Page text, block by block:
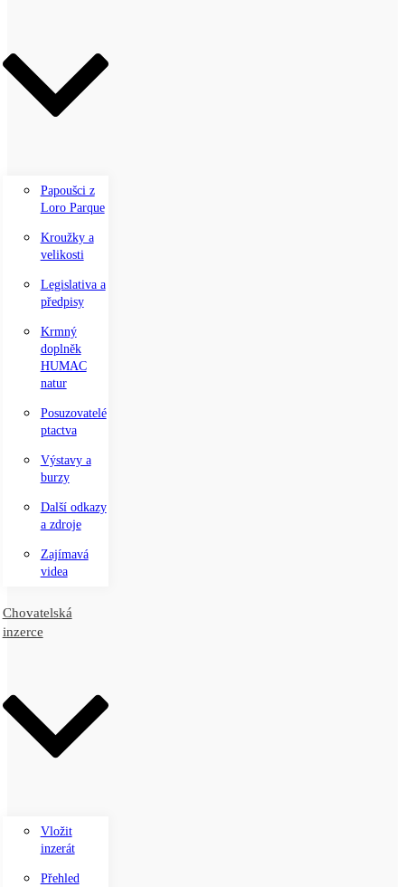
Papoušci z
Loro Parque
Kroužky a
velikosti
Legislativa a
předpisy
Krmný
doplněk
HUMAC
natur
Posuzovatelé
ptactva
Výstavy a
burzy
Další odkazy
a zdroje
Zajímavá
videa
Chovatelská
inzerce
Vložit
inzerát
Přehled